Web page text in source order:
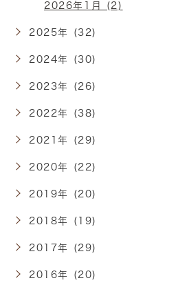
2026年1月 (2)
2025年 (32)
2024年 (30)
2023年 (26)
2022年 (38)
2021年 (29)
2020年 (22)
2019年 (20)
2018年 (19)
2017年 (29)
2016年 (20)